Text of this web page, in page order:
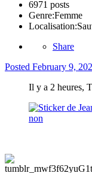
6971 posts
Genre:Femme
Localisation:
Share
Posted February 9,
Il y a 2 heures,